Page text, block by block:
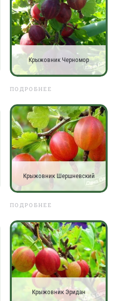
Крыжовник Черномор
ПОДРОБНЕЕ
Крыжовник Шершневский
ПОДРОБНЕЕ
Крыжовник Эридан